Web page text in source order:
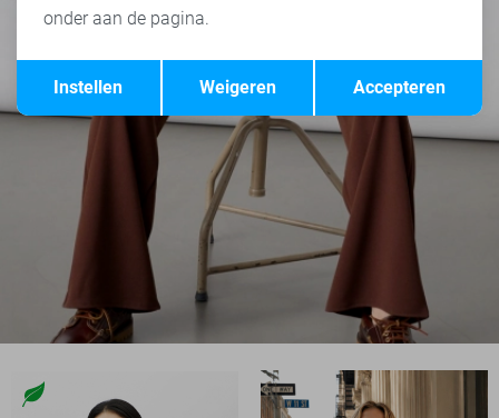
Terug Opslaan
onder aan de pagina.
Accepteren
Weigeren
Instellen